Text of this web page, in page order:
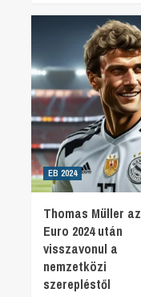
EB 2024
Thomas Müller az
Euro 2024 után
visszavonul a
nemzetközi
szerepléstől